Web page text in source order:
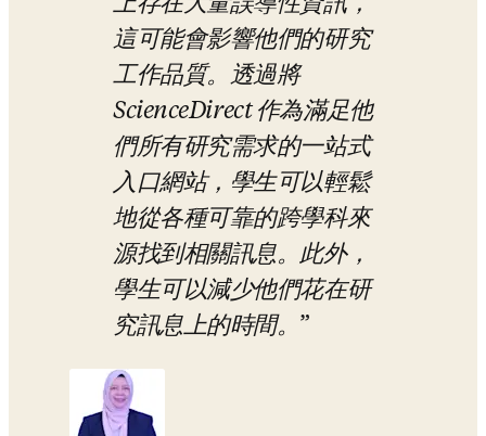
這可能會影響他們的研究
工作品質。透過將
ScienceDirect 作為滿足他
們所有研究需求的一站式
入口網站，學生可以輕鬆
地從各種可靠的跨學科來
源找到相關訊息。此外，
學生可以減少他們花在研
究訊息上的時間。